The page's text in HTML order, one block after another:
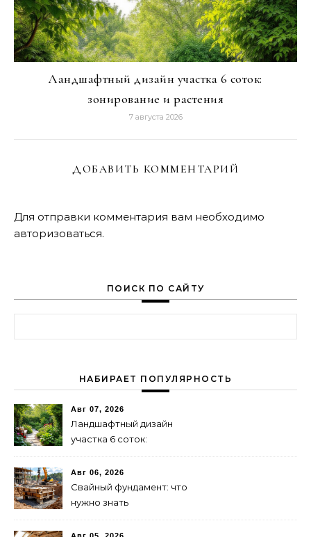
Ландшафтный дизайн участка 6 соток:
зонирование и растения
7 августа 2026
ДОБАВИТЬ КОММЕНТАРИЙ
Для отправки комментария вам необходимо
авторизоваться.
ПОИСК ПО САЙТУ
НАБИРАЕТ ПОПУЛЯРНОСТЬ
Авг 07, 2026
Ландшафтный дизайн
участка 6 соток:
Авг 06, 2026
Свайный фундамент: что
нужно знать
Авг 05, 2026